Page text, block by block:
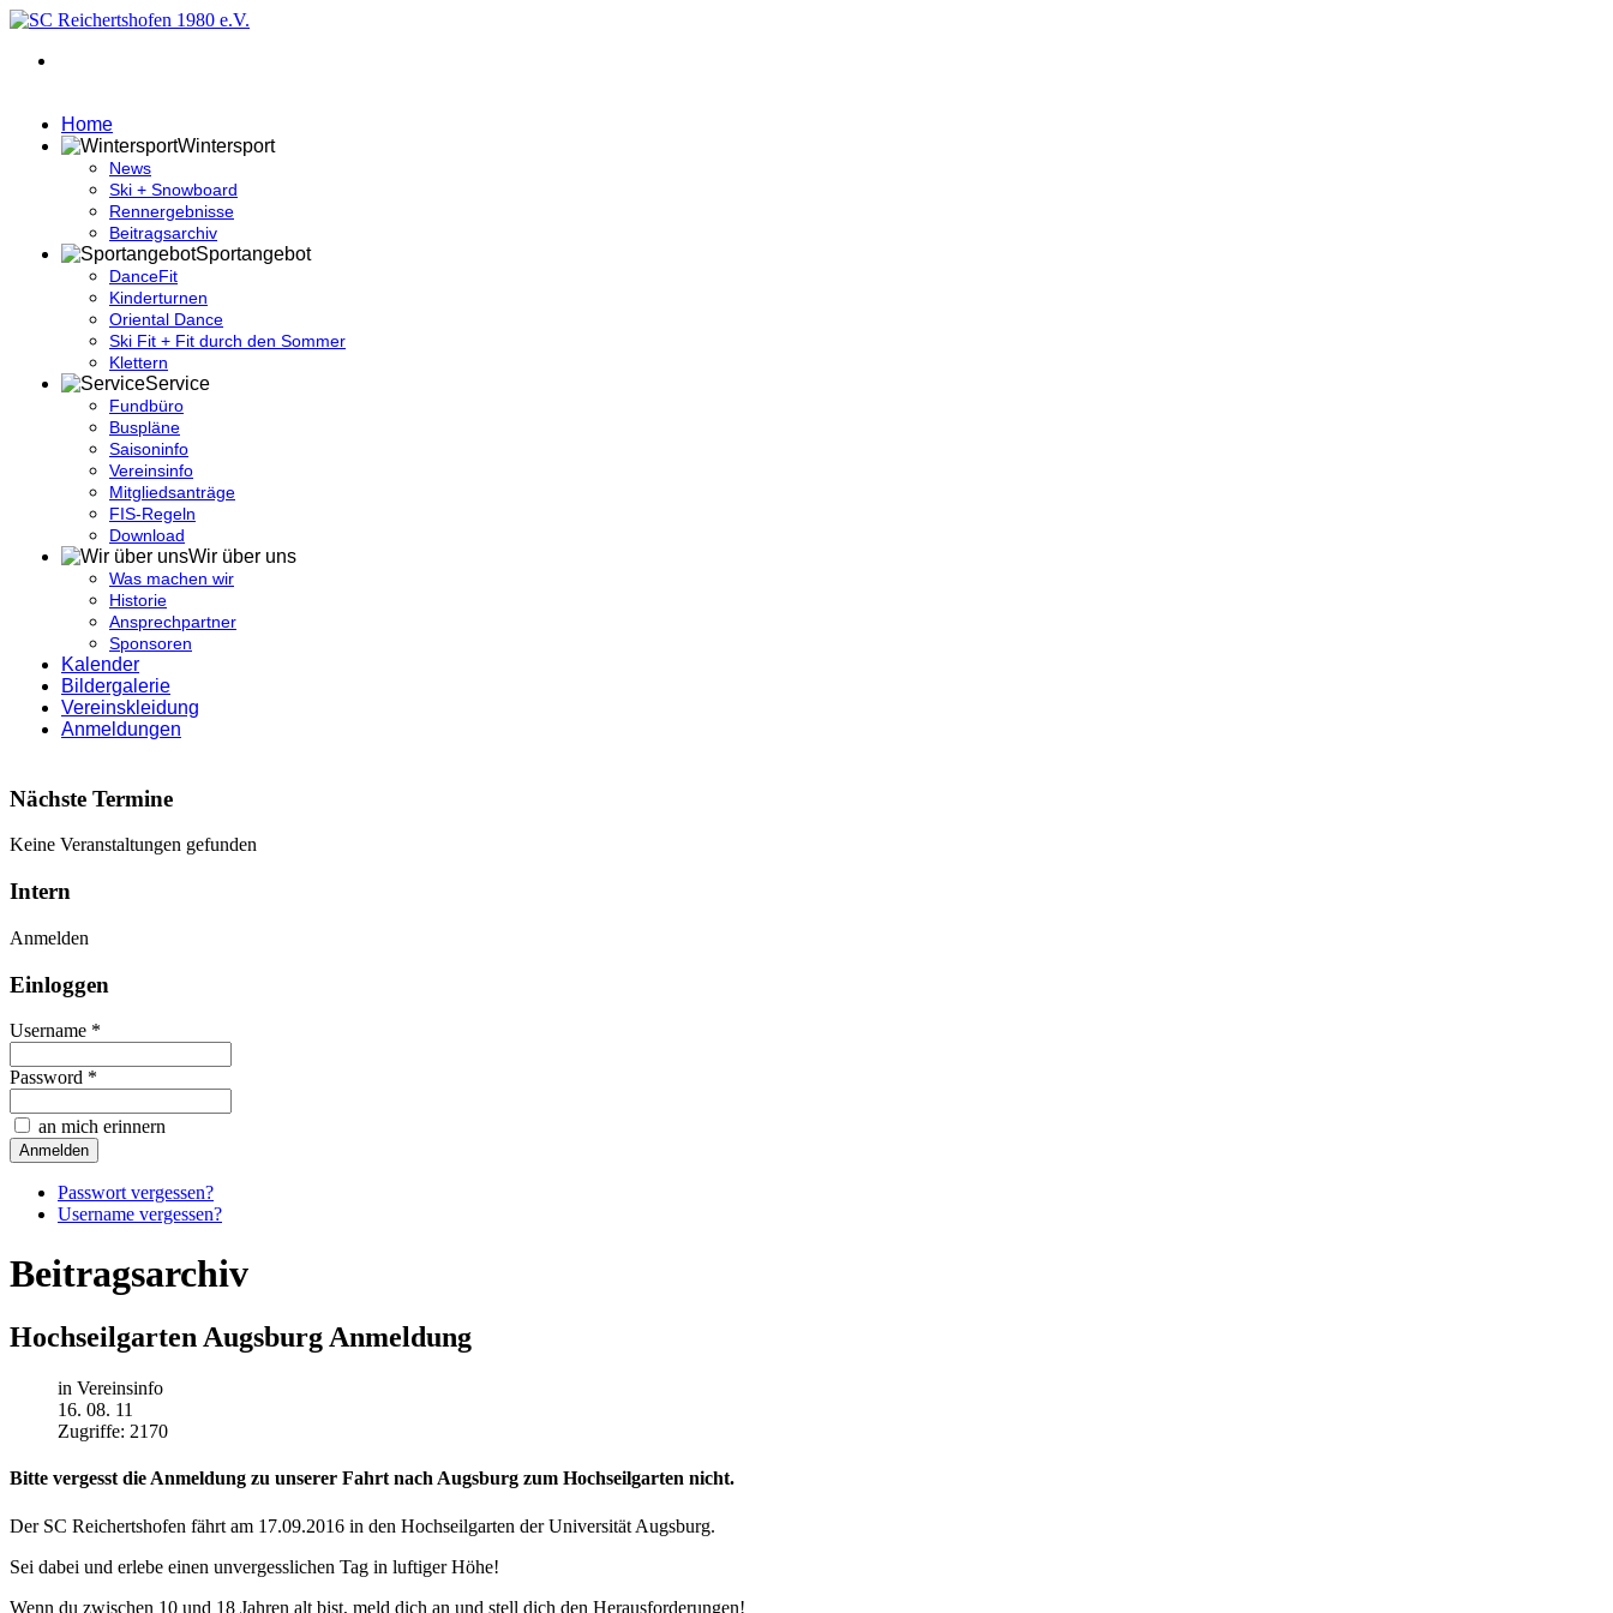
Home
Wintersport
News
Ski + Snowboard
Rennergebnisse
Beitragsarchiv
Sportangebot
DanceFit
Kinderturnen
Oriental Dance
Ski Fit + Fit durch den Sommer
Klettern
Service
Fundbüro
Buspläne
Saisoninfo
Vereinsinfo
Mitgliedsanträge
FIS-Regeln
Download
Wir über uns
Was machen wir
Historie
Ansprechpartner
Sponsoren
Kalender
Bildergalerie
Vereinskleidung
Anmeldungen
Nächste Termine
Keine Veranstaltungen gefunden
Intern
Anmelden
Einloggen
Username *
Password *
an mich erinnern
Passwort vergessen?
Username vergessen?
Beitragsarchiv
Hochseilgarten Augsburg Anmeldung
in Vereinsinfo
16. 08. 11
Zugriffe: 2170
Bitte vergesst die Anmeldung zu unserer Fahrt nach Augsburg zum Hochseilgarten nicht.
Der SC Reichertshofen fährt am 17.09.2016 in den Hochseilgarten der Universität Augsburg.
Sei dabei und erlebe einen unvergesslichen Tag in luftiger Höhe!
Wenn du zwischen 10 und 18 Jahren alt bist, meld dich an und stell dich den Herausforderungen!